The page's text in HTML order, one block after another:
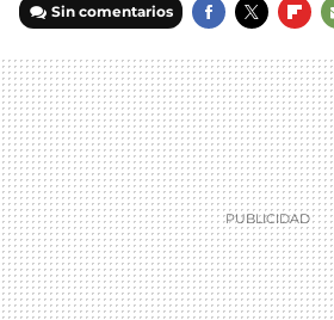
Sin comentarios